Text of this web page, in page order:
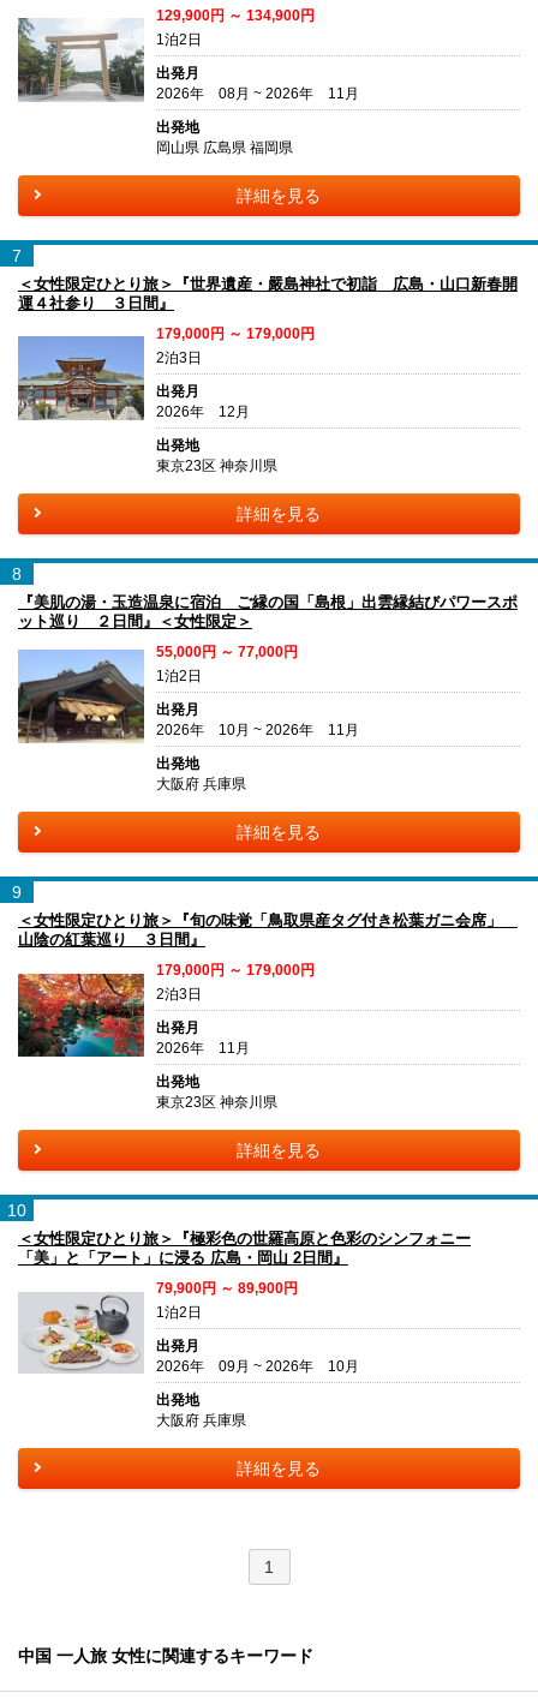
129,900円 ～ 134,900円
1泊2日
出発月
2026年 08月 ~ 2026年 11月
出発地
岡山県 広島県 福岡県
詳細を見る
7
＜女性限定ひとり旅＞『世界遺産・嚴島神社で初詣 広島・山口新春開
運４社参り ３日間』
179,000円 ～ 179,000円
2泊3日
出発月
2026年 12月
出発地
東京23区 神奈川県
詳細を見る
8
『美肌の湯・玉造温泉に宿泊 ご縁の国「島根」出雲縁結びパワースポ
ット巡り ２日間』＜女性限定＞
55,000円 ～ 77,000円
1泊2日
出発月
2026年 10月 ~ 2026年 11月
出発地
大阪府 兵庫県
詳細を見る
9
＜女性限定ひとり旅＞『旬の味覚「鳥取県産タグ付き松葉ガニ会席」
山陰の紅葉巡り ３日間』
179,000円 ～ 179,000円
2泊3日
出発月
2026年 11月
出発地
東京23区 神奈川県
詳細を見る
10
＜女性限定ひとり旅＞『極彩色の世羅高原と色彩のシンフォニー
「美」と「アート」に浸る 広島・岡山 2日間』
79,900円 ～ 89,900円
1泊2日
出発月
2026年 09月 ~ 2026年 10月
出発地
大阪府 兵庫県
詳細を見る
1
中国 一人旅 女性に関連するキーワード